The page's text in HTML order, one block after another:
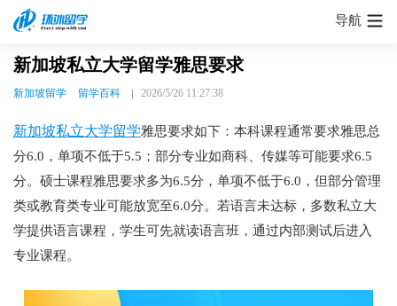
导航
新加坡私立大学留学雅思要求
新加坡留学 留学百科 2026/5/26 11:27:38
新加坡私立大学留学雅思要求如下：本科课程通常要求雅思总
分6.0，单项不低于5.5；部分专业如商科、传媒等可能要求6.5
分。硕士课程雅思要求多为6.5分，单项不低于6.0，但部分管理
类或教育类专业可能放宽至6.0分。若语言未达标，多数私立大
学提供语言课程，学生可先就读语言班，通过内部测试后进入
专业课程。